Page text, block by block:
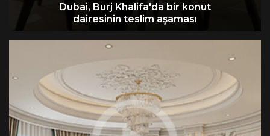
Dubai, Burj Khalifa'da bir konut
dairesinin teslim aşaması